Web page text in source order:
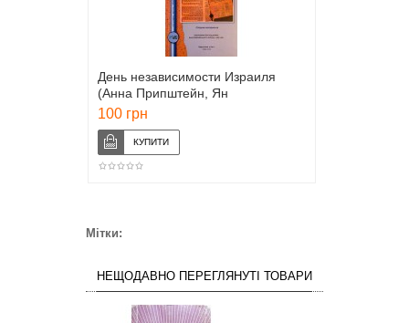
День независимости Израиля
(Анна Припштейн, Ян
Приворотский)
100 грн
Мітки:
НЕЩОДАВНО ПЕРЕГЛЯНУТІ ТОВАРИ